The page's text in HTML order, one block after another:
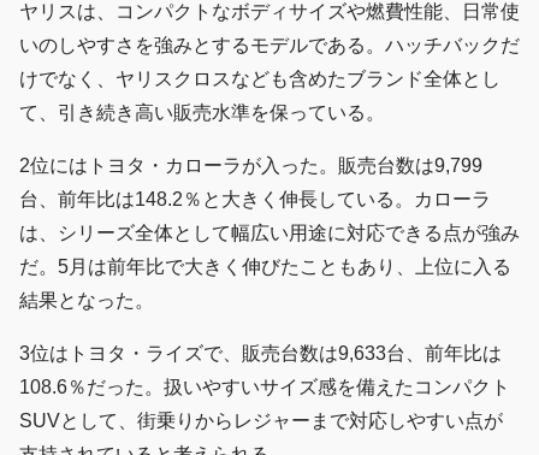
ヤリスは、コンパクトなボディサイズや燃費性能、日常使
いのしやすさを強みとするモデルである。ハッチバックだ
けでなく、ヤリスクロスなども含めたブランド全体とし
て、引き続き高い販売水準を保っている。
2位にはトヨタ・カローラが入った。販売台数は9,799
台、前年比は148.2％と大きく伸長している。カローラ
は、シリーズ全体として幅広い用途に対応できる点が強み
だ。5月は前年比で大きく伸びたこともあり、上位に入る
結果となった。
3位はトヨタ・ライズで、販売台数は9,633台、前年比は
108.6％だった。扱いやすいサイズ感を備えたコンパクト
SUVとして、街乗りからレジャーまで対応しやすい点が